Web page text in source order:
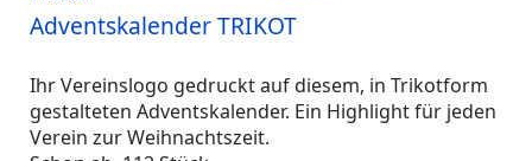
Adventskalender TRIKOT
Ihr Vereinslogo gedruckt auf diesem, in Trikotform
gestalteten Adventskalender. Ein Highlight für jeden
Verein zur Weihnachtszeit.